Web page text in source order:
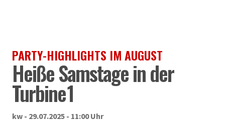
PARTY-HIGHLIGHTS IM AUGUST
Heiße Samstage in der
Turbine 1
kw - 29.07.2025 - 11:00 Uhr